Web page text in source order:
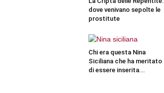
dove venivano sepolte le
prostitute
Chi era questa Nina
Siciliana che ha meritato
di essere inserita...